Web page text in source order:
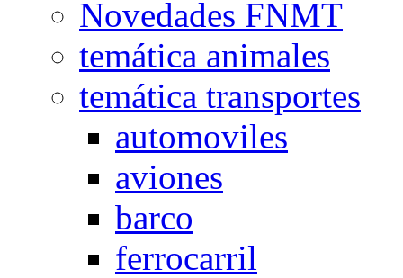
Novedades FNMT
temática animales
temática transportes
automoviles
aviones
barco
ferrocarril